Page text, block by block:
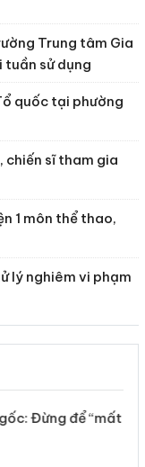
Trung tâm Gia
tuần sử dụng
quốc tại phường
chiến sĩ tham gia
1 môn thể thao,
lý nghiêm vi phạm
Đừng để “mất